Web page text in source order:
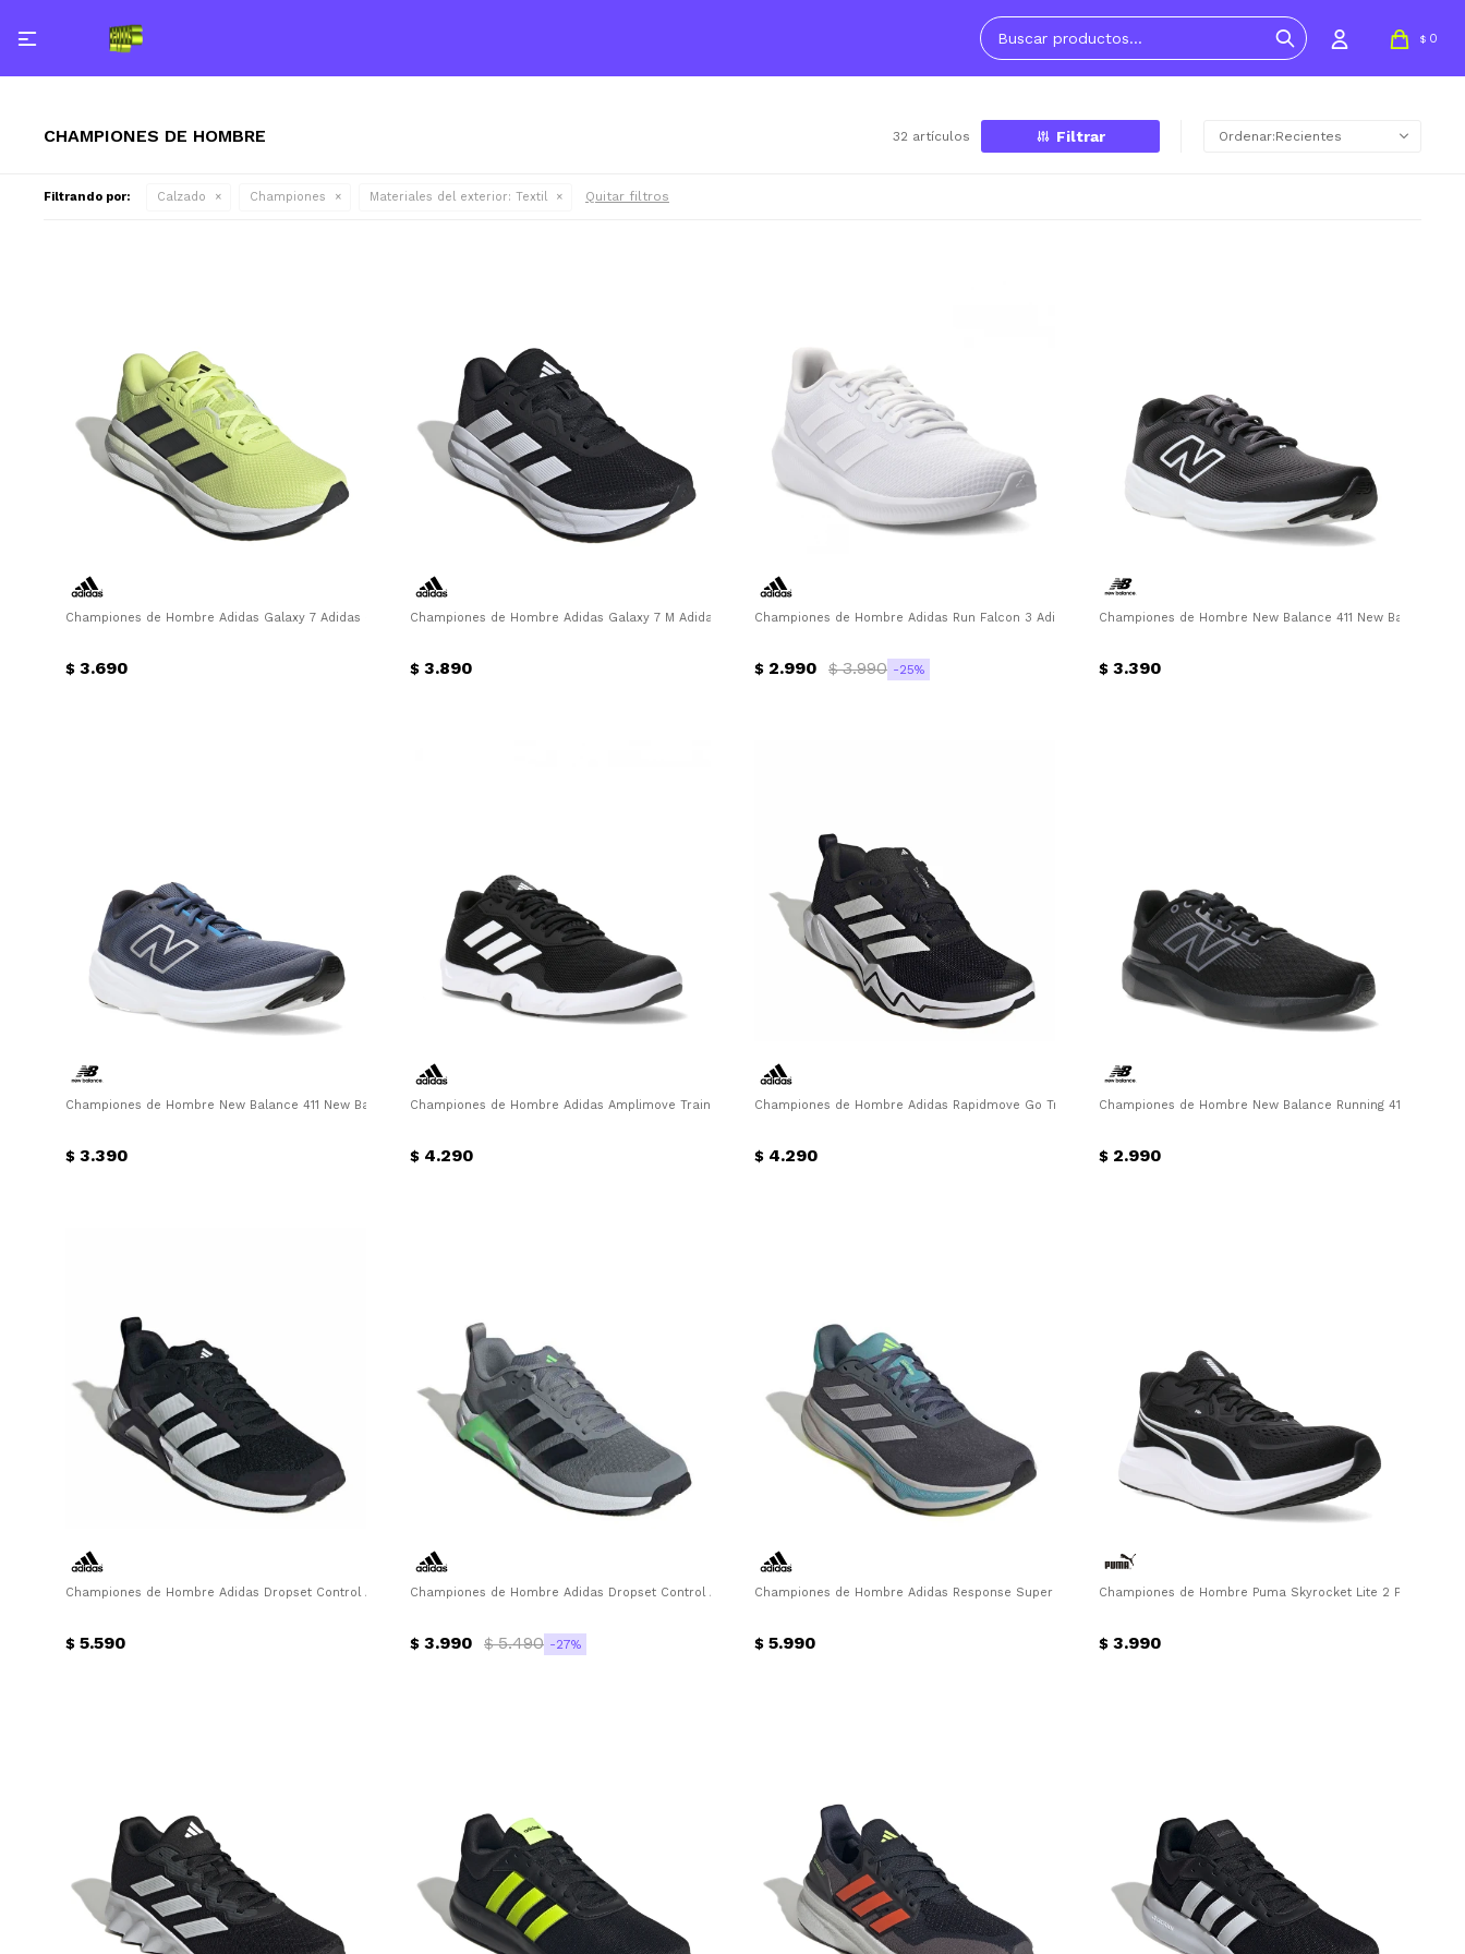
 $ 0
CHAMPIONES DE HOMBRE 32 artículos Recientes
Filtrando por: Calzado Championes Materiales del exterior: Textil Quitar filtros
Championes de Hombre Adidas Galaxy 7 Adidas - Verde Lima - Negro
$ 3.690
Championes de Hombre Adidas Galaxy 7 M Adidas - Negro - Blanco
$ 3.890
Championes de Hombre Adidas Run Falcon 3 Adidas - Blanco
$ 2.990 $ 3.990 25
Championes de Hombre New Balance 411 New Balance -
$ 3.390
Championes de Hombre New Balance 411 New Balance - Azul
$ 3.390
Championes de Hombre Adidas Amplimove Trainer Adidas - Negro - Blanco
$ 4.290
Championes de Hombre Adidas Rapidmove Go Trainer M Adidas - Negro - Blanco
$ 4.290
Championes de Hombre New Balance Running 413 New
$ 2.990
Championes de Hombre Adidas Dropset Control Adidas - Negro - Blanco
$ 5.590
Championes de Hombre Adidas Dropset Control Adidas - Gris - Negro - Verde
$ 3.990 $ 5.490 27
Championes de Hombre Adidas Response Super M Adidas - Gris Topo - Verde Mente - Blanco
$ 5.990
Championes de Hombre Puma Skyrocket Lite 2 Puma -
$ 3.990